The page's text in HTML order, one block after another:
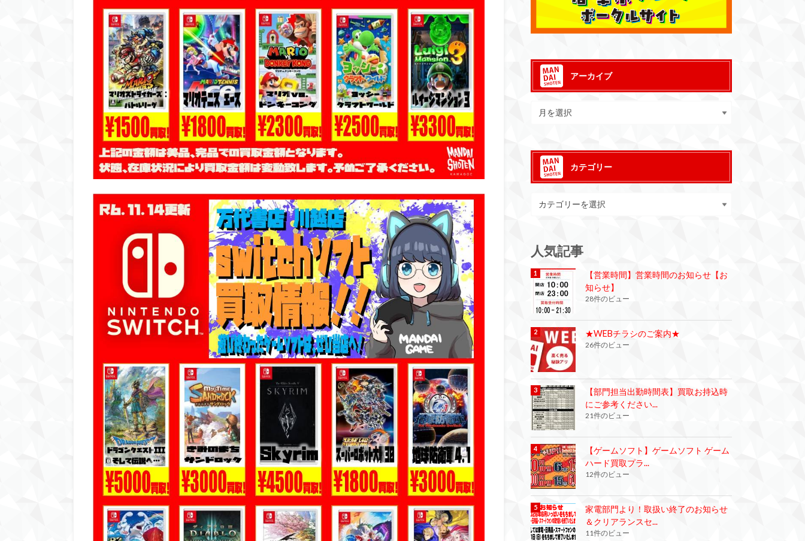
アーカイブ
カテゴリー
人気記事
【営業時間】営業時間のお知らせ【お
知らせ】
28件のビュー
★WEBチラシのご案内★
26件のビュー
【部門担当出勤時間表】買取お持込時
にご参考ください...
21件のビュー
【ゲームソフト】ゲームソフト ゲーム
ハード買取プラ...
12件のビュー
家電部門より！取扱い終了のお知らせ
＆クリアランスセ...
11件のビュー